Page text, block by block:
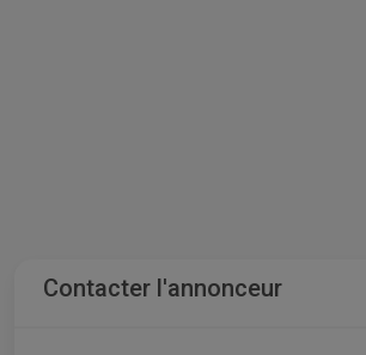
Contacter l'annonceur